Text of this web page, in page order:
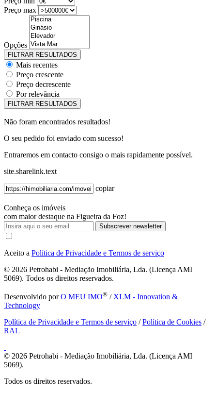
Preço max
Opções
Mais recentes
Preço crescente
Preço decrescente
Por relevância
Não foram encontrados resultados!
O seu pedido foi enviado com sucesso!
Entraremos em contacto consigo o mais rapidamente possível.
site.sharelink.text
copiar
Conheça os imóveis
com maior destaque na Figueira da Foz!
Subscrever newsletter
Aceito a Política de Privacidade e Termos de serviço
© 2026 Petrohabi - Mediação Imobiliária, Lda. (Licença AMI
5069). Todos os direitos reservados.
Desenvolvido porO MEU IMO® / XLM - Innovation &
Technology
Política de Privacidade e Termos de serviço /Política de Cookies /
RAL
© 2026 Petrohabi - Mediação Imobiliária, Lda. (Licença AMI
5069).
Todos os direitos reservados.